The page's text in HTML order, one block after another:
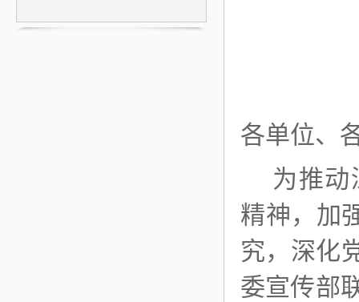
各单位、
为推动
精神，加
究，深化
委宣传部